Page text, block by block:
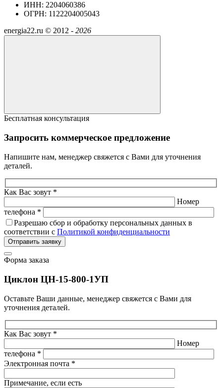
ИНН: 2204060386
ОГРН: 1122204005043
energia22.ru © 2012 - 2026
Бесплатная консультация
Запросить коммерческое предложение
Напишите нам, менеджер свяжется с Вами для уточнения
деталей.
Как Вас зовут *
Номер
телефона *
Разрешаю сбор и обработку персональных данных в
соответствии с Политикой конфиденциальности
Отправить заявку
Форма заказа
Циклон ЦН-15-800-1УП
Оставьте Ваши данные, менеджер свяжется с Вами для
уточнения деталей.
Как Вас зовут *
Номер
телефона *
Электронная почта *
Примечание, если есть